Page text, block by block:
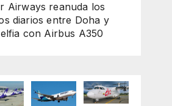
Airways reanuda los
diarios entre Doha y
con Airbus A350